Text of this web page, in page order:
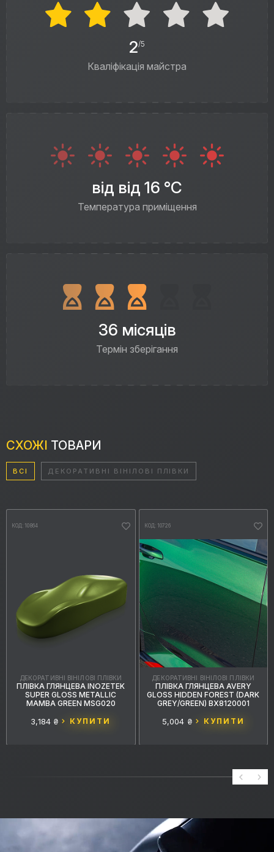
2/5
Кваліфікація майстра
від від 16 °C
Температура приміщення
36 місяців
Термін зберігання
СХОЖІ ТОВАРИ
ВСІ ДЕКОРАТИВНІ ВІНІЛОВІ ПЛІВКИ
КОД: 10864
ДЕКОРАТИВНІ ВІНІЛОВІ ПЛІВКИ
ПЛІВКА ГЛЯНЦЕВА INOZETEK
SUPER GLOSS METALLIC
MAMBA GREEN MSG020
3,184 ₴ КУПИТИ
КОД: 10726
ДЕКОРАТИВНІ ВІНІЛОВІ ПЛІВКИ
ПЛІВКА ГЛЯНЦЕВА AVERY
GLOSS HIDDEN FOREST (DARK
GREY/GREEN) BX8120001
5,004 ₴ КУПИТИ